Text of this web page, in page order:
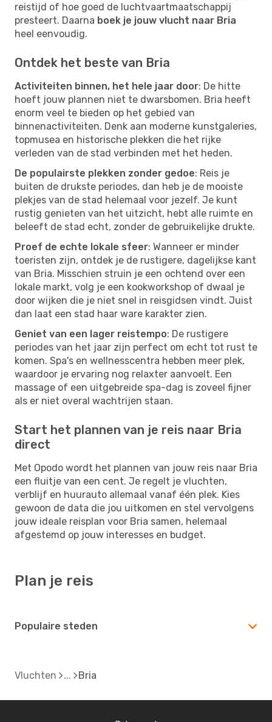
reistijd of hoe goed de luchtvaartmaatschappij
presteert. Daarna boek je jouw vlucht naar Bria
heel eenvoudig.
Ontdek het beste van Bria
Activiteiten binnen, het hele jaar door: De hitte
hoeft jouw plannen niet te dwarsbomen. Bria heeft
enorm veel te bieden op het gebied van
binnenactiviteiten. Denk aan moderne kunstgaleries,
topmusea en historische plekken die het rijke
verleden van de stad verbinden met het heden.
De populairste plekken zonder gedoe: Reis je
buiten de drukste periodes, dan heb je de mooiste
plekjes van de stad helemaal voor jezelf. Je kunt
rustig genieten van het uitzicht, hebt alle ruimte en
beleeft de stad echt, zonder de gebruikelijke drukte.
Proef de echte lokale sfeer: Wanneer er minder
toeristen zijn, ontdek je de rustigere, dagelijkse kant
van Bria. Misschien struin je een ochtend over een
lokale markt, volg je een kookworkshop of dwaal je
door wijken die je niet snel in reisgidsen vindt. Juist
dan laat een stad haar ware karakter zien.
Geniet van een lager reistempo: De rustigere
periodes van het jaar zijn perfect om echt tot rust te
komen. Spa's en wellnesscentra hebben meer plek,
waardoor je ervaring nog relaxter aanvoelt. Een
massage of een uitgebreide spa-dag is zoveel fijner
als er niet overal wachtrijen staan.
Start het plannen van je reis naar Bria
direct
Met Opodo wordt het plannen van jouw reis naar Bria
een fluitje van een cent. Je regelt je vluchten,
verblijf en huurauto allemaal vanaf één plek. Kies
gewoon de data die jou uitkomen en stel vervolgens
jouw ideale reisplan voor Bria samen, helemaal
afgestemd op jouw interesses en budget.
Plan je reis
Populaire steden
Vluchten Bria